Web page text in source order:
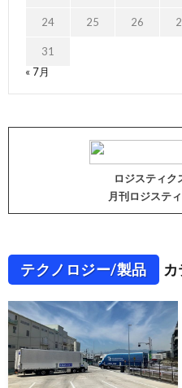
24 25 26
31
« 7月
ロジスティク
月刊ロジステ
テクノロジー/製品